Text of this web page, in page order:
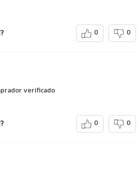
0 0
verificado
0 0